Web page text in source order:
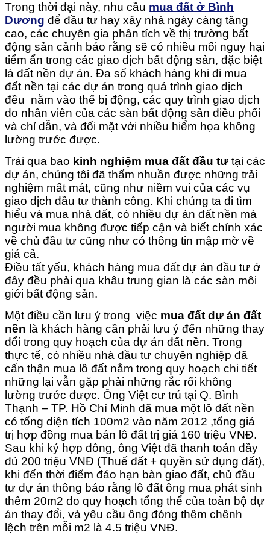
Trong thời đại này, nhu cầu mua đất ở Bình
Dương để đầu tư hay xây nhà ngày càng tăng
cao, các chuyên gia phân tích về thị trường bất
động sản cảnh báo rằng sẽ có nhiều mối nguy hại
tiểm ẩn trong các giao dịch bất động sản, đặc biệt
là đất nền dự án. Đa số khách hàng khi đi mua
đất nền tại các dự án trong quá trình giao dịch
đều nằm vào thế bị động, các quy trình giao dịch
do nhân viên của các sàn bất động sản điều phối
và chỉ dẫn, và đối mặt với nhiều hiểm họa không
lường trước được.
Trải qua bao kinh nghiệm mua đất đầu tư tại các
dự án, chúng tôi đã thấm nhuần được những trải
nghiệm mất mát, cũng như niềm vui của các vụ
giao dịch đầu tư thành công. Khi chúng ta đi tìm
hiểu và mua nhà đất, có nhiều dự án đất nền mà
người mua không được tiếp cận và biết chính xác
về chủ đầu tư cũng như có thông tin mập mờ về
giá cả.
Điều tất yếu, khách hàng mua đất dự án đầu tư ở
đây đều phải qua khâu trung gian là các sàn môi
giới bất động sản.
Một điều cần lưu ý trong việc mua đất dự án đất
nền là khách hàng cần phải lưu ý đến những thay
đổi trong quy hoạch của dự án đất nền. Trong
thực tế, có nhiều nhà đầu tư chuyên nghiệp đã
cẩn thận mua lô đất nằm trong quy hoạch chi tiết
những lại vẫn gặp phải những rắc rối không
lường trước được. Ông Việt cư trú tại Q. Bình
Thạnh – TP. Hồ Chí Minh đã mua một lô đất nền
có tổng diện tích 100m2 vào năm 2012 ,tổng giá
trị hợp đồng mua bán lô đất trị giá 160 triệu VNĐ.
Sau khi ký hợp đông, ông Việt đã thanh toán đầy
đủ 200 triệu VNĐ (Thuế đất + quyền sử dụng đất),
khi đến thời điểm đáo hạn bàn giao đất, chủ đầu
tư dự án thông báo rằng lô đất ông mua phát sinh
thêm 20m2 do quy hoạch tổng thể của toàn bộ dự
án thay đổi, và yêu cầu ông đóng thêm chênh
lệch trên mỗi m2 là 4.5 triệu VNĐ.